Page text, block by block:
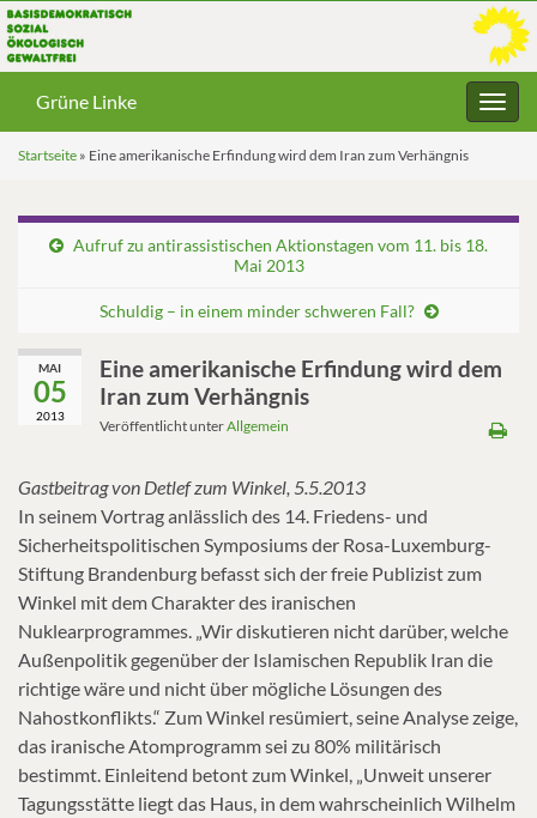
Grüne Linke
Startseite » Eine amerikanische Erfindung wird dem Iran zum Verhängnis
Aufruf zu antirassistischen Aktionstagen vom 11. bis 18.
Mai 2013
Schuldig – in einem minder schweren Fall?
MAI
05
2013
Eine amerikanische Erfindung wird dem
Iran zum Verhängnis
Veröffentlicht unterAllgemein
Gastbeitrag von Detlef zum Winkel, 5.5.2013
In seinem Vortrag anlässlich des 14. Friedens- und
Sicherheitspolitischen Symposiums der Rosa-Luxemburg-
Stiftung Brandenburg befasst sich der freie Publizist zum
Winkel mit dem Charakter des iranischen
Nuklearprogrammes. „Wir diskutieren nicht darüber, welche
Außenpolitik gegenüber der Islamischen Republik Iran die
richtige wäre und nicht über mögliche Lösungen des
Nahostkonflikts.“ Zum Winkel resümiert, seine Analyse zeige,
das iranische Atomprogramm sei zu 80% militärisch
bestimmt. Einleitend betont zum Winkel, „Unweit unserer
Tagungsstätte liegt das Haus, in dem wahrscheinlich Wilhelm